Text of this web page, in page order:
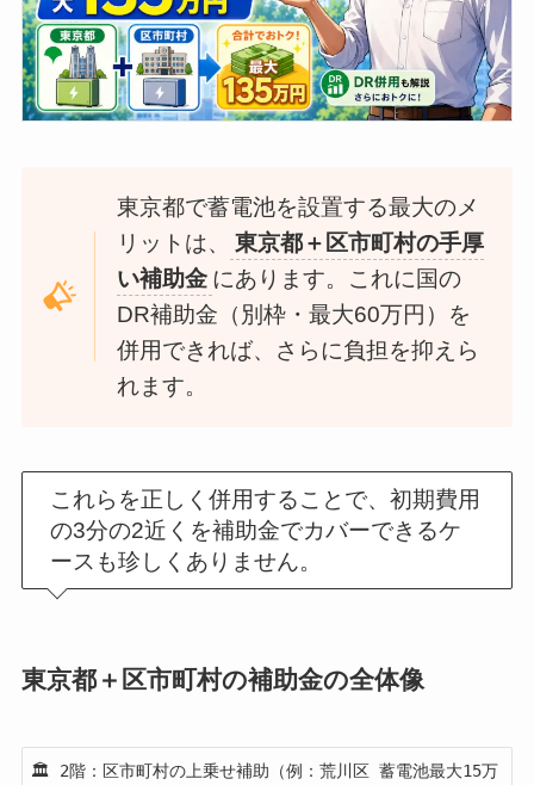
東京都で蓄電池を設置する最大のメ
リットは、
東京都＋区市町村の手厚
い補助金 にあります。これに国の
DR補助金（別枠・最大60万円）を
併用できれば、さらに負担を抑えら
れます。
これらを正しく併用することで、初期費用
の3分の2近くを補助金でカバーできるケ
ースも珍しくありません。
東京都＋区市町村の補助金の全体像
🏛️ 2階：区市町村の上乗せ補助（例：荒川区 蓄電池最大15万